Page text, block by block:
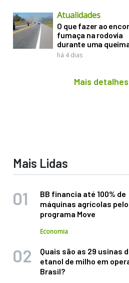
Atualidades
O que fazer ao
fumaça na rodovia
durante uma
há 4 dias
Mais detalhes
Mais Lidas
BB financia até 100% de
máquinas agrícolas pelo
programa Move
Economia
Quais são as 29 usinas
etanol de milho em
Brasil?